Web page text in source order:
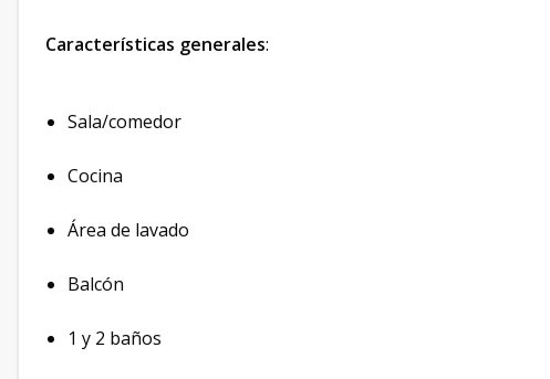
Características generales:
Sala/comedor
Cocina
Área de lavado
Balcón
1 y 2 baños